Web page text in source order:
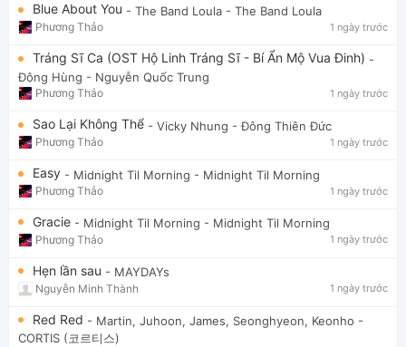
Blue About You - The Band Loula - The Band Loula
Phương Thảo 1 ngày trước
Tráng Sĩ Ca (OST Hộ Linh Tráng Sĩ - Bí Ẩn Mộ Vua Đinh) -
Đông Hùng - Nguyễn Quốc Trung
Phương Thảo 1 ngày trước
Sao Lại Không Thể - Vicky Nhung - Đông Thiên Đức
Phương Thảo 1 ngày trước
Easy - Midnight Til Morning - Midnight Til Morning
Phương Thảo 1 ngày trước
Gracie - Midnight Til Morning - Midnight Til Morning
Phương Thảo 1 ngày trước
Hẹn lần sau - MAYDAYs
Nguyễn Minh Thành 1 ngày trước
Red Red - Martin, Juhoon, James, Seonghyeon, Keonho -
CORTIS (코르티스)